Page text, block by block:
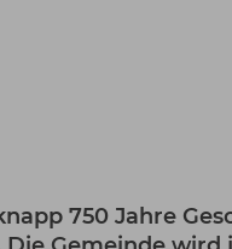
750 Jahre